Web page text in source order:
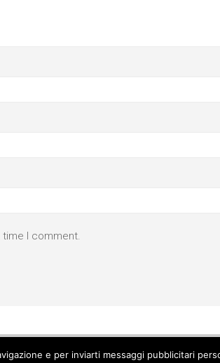
I comment.
e per inviarti messaggi pubblicitari